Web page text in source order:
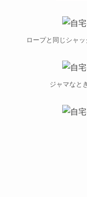
ロープと同じシャ
ジャマなと